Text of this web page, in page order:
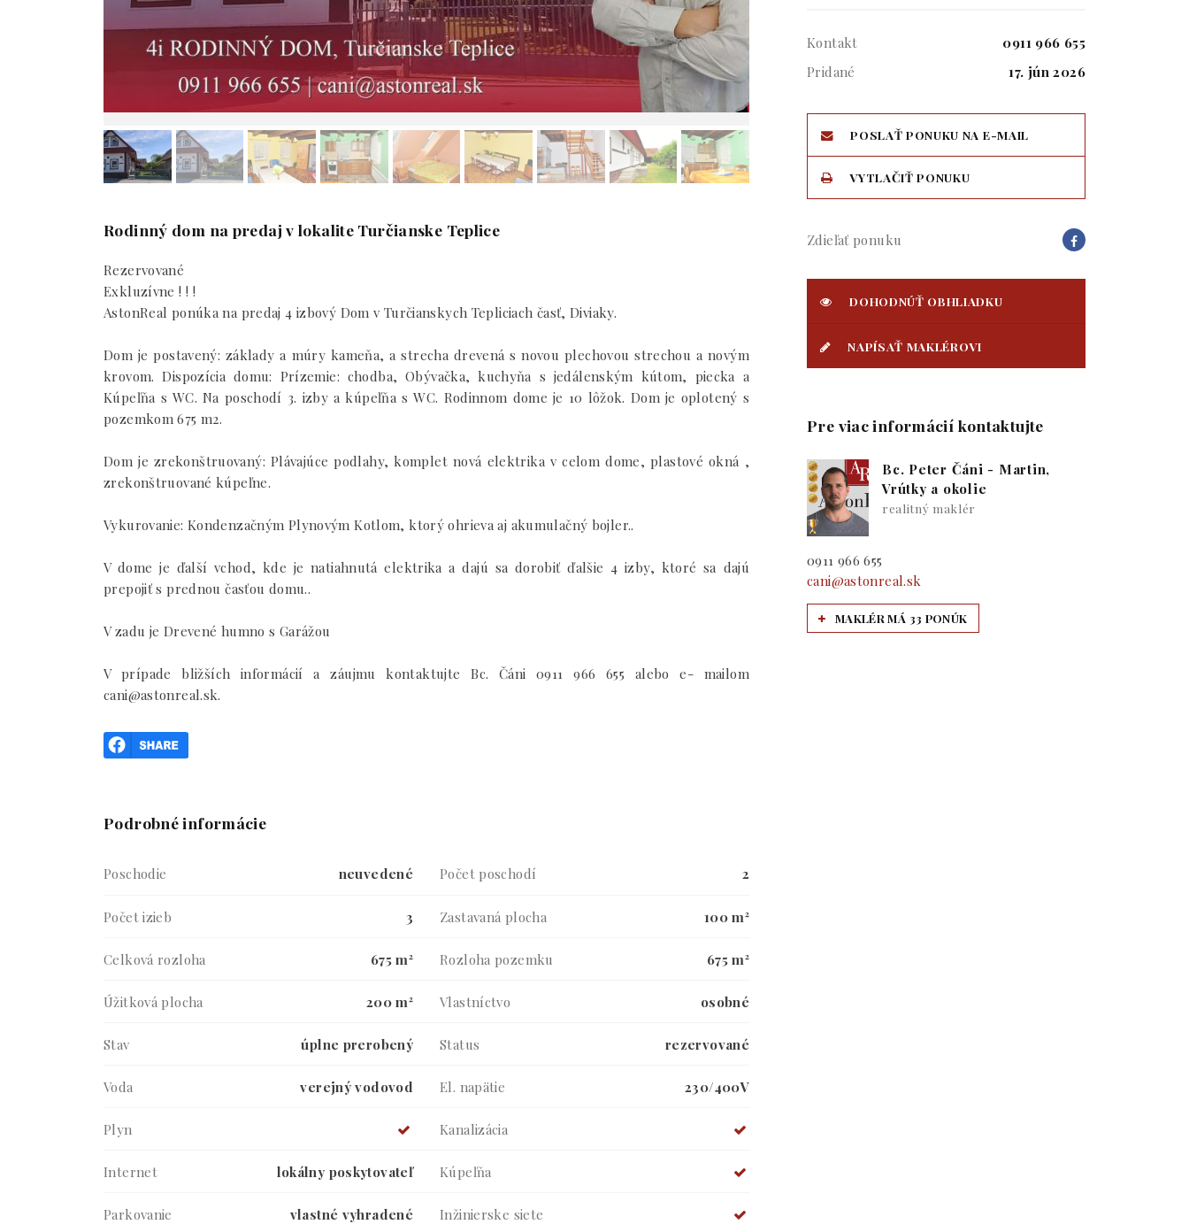
Rodinný dom na predaj v lokalite Turčianske Teplice
Rezervované
Exkluzívne ! ! !
AstonReal ponúka na predaj 4 izbový Dom v Turčianskych Tepliciach časť, Diviaky.
Dom je postavený: základy a múry kameňa, a strecha drevená s novou plechovou strechou a novým
krovom. Dispozícia domu: Prízemie: chodba, Obývačka, kuchyňa s jedálenským kútom, piecka a
Kúpeľňa s WC. Na poschodí 3. izby a kúpeľňa s WC. Rodinnom dome je 10 lôžok. Dom je oplotený s
pozemkom 675 m2.
Dom je zrekonštruovaný: Plávajúce podlahy, komplet nová elektrika v celom dome, plastové okná ,
zrekonštruované kúpeľne.
Vykurovanie: Kondenzačným Plynovým Kotlom, ktorý ohrieva aj akumulačný bojler..
V dome je ďalší vchod, kde je natiahnutá elektrika a dajú sa dorobiť ďalšie 4 izby, ktoré sa dajú
prepojiť s prednou časťou domu..
V zadu je Drevené humno s Garážou
V prípade bližších informácií a záujmu kontaktujte Bc. Čáni 0911 966 655 alebo e- mailom
cani@astonreal.sk.
Podrobné informácie
Poschodie neuvedené Počet poschodí 2
Počet izieb 3 Zastavaná plocha 100 m²
Celková rozloha 675 m² Rozloha pozemku 675 m²
Úžitková plocha 200 m² Vlastníctvo osobné
Stav úplne prerobený Status rezervované
Voda verejný vodovod El. napätie 230/400V
Plyn Kanalizácia
Internet lokálny poskytovateľ Kúpeľňa
Parkovanie vlastné vyhradené Inžinierske siete
Kontakt
0911 966 655
Pridané
17. jún 2026
POSLAŤ PONUKU NA E-MAIL
VYTLAČIŤ PONUKU
Zdieľať ponuku
DOHODNÚŤ OBHLIADKU
NAPÍSAŤ MAKLÉROVI
Pre viac informácií kontaktujte
Bc. Peter Čáni - Martin,
Vrútky a okolie
realitný maklér
0911 966 655
cani@astonreal.sk
MAKLÉR MÁ 33 PONÚK